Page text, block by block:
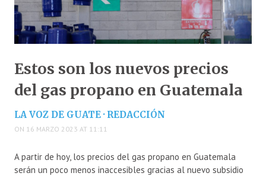
Estos son los nuevos precios
del gas propano en Guatemala
LA VOZ DE GUATE · REDACCIÓN
ON 16 MARZO 2023 AT 11:11
A partir de hoy, los precios del gas propano en Guatemala
serán un poco menos inaccesibles gracias al nuevo subsidio